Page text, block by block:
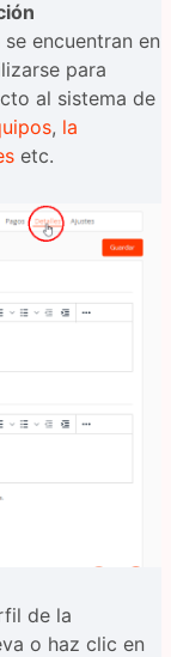
encuentran en
para
al sistema de
, la
etc.
de la
o haz clic en